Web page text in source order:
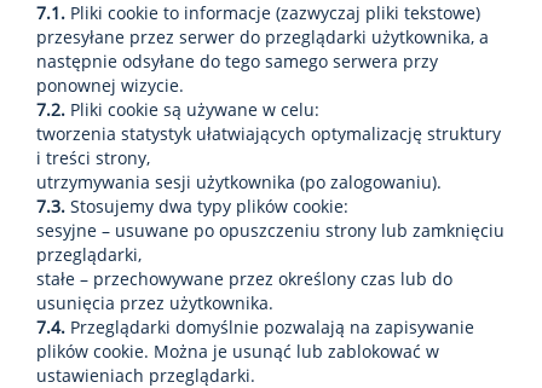
7.1. Pliki cookie to informacje (zazwyczaj pliki tekstowe)
przesyłane przez serwer do przeglądarki użytkownika, a
następnie odsyłane do tego samego serwera przy
ponownej wizycie.
7.2. Pliki cookie są używane w celu:
tworzenia statystyk ułatwiających optymalizację struktury
i treści strony,
utrzymywania sesji użytkownika (po zalogowaniu).
7.3. Stosujemy dwa typy plików cookie:
sesyjne – usuwane po opuszczeniu strony lub zamknięciu
przeglądarki,
stałe – przechowywane przez określony czas lub do
usunięcia przez użytkownika.
7.4. Przeglądarki domyślnie pozwalają na zapisywanie
plików cookie. Można je usunąć lub zablokować w
ustawieniach przeglądarki.